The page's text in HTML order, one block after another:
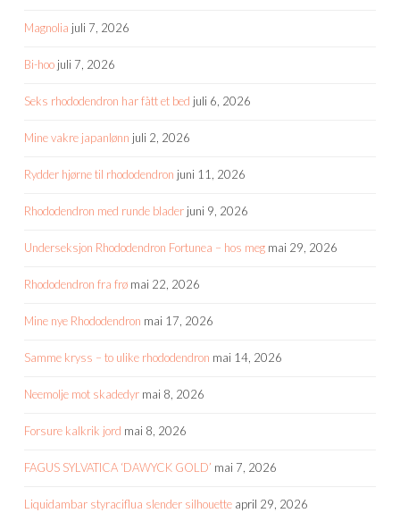
Magnolia juli 7, 2026
Bi-hoo juli 7, 2026
Seks rhododendron har fått et bed juli 6, 2026
Mine vakre japanlønn juli 2, 2026
Rydder hjørne til rhododendron juni 11, 2026
Rhododendron med runde blader juni 9, 2026
Underseksjon Rhododendron Fortunea – hos meg mai 29, 2026
Rhododendron fra frø mai 22, 2026
Mine nye Rhododendron mai 17, 2026
Samme kryss – to ulike rhododendron mai 14, 2026
Neemolje mot skadedyr mai 8, 2026
Forsure kalkrik jord mai 8, 2026
FAGUS SYLVATICA ‘DAWYCK GOLD’ mai 7, 2026
Liquidambar styraciflua slender silhouette april 29, 2026